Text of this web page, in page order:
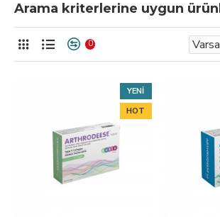
Arama kriterlerine uygun
0
YENI
HOT